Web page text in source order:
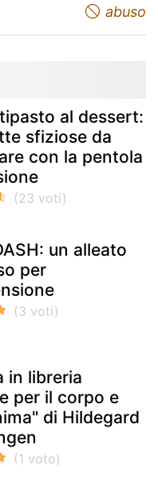
abuso
al dessert:
sfiziose da
con la pentola
un alleato
per
in libreria
per il corpo e
di Hildegard